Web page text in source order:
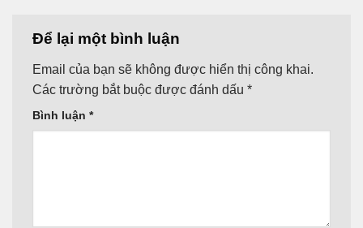
Để lại một bình luận
Email của bạn sẽ không được hiển thị công khai.
Các trường bắt buộc được đánh dấu *
Bình luận *